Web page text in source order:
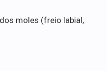
moles (freio labial,